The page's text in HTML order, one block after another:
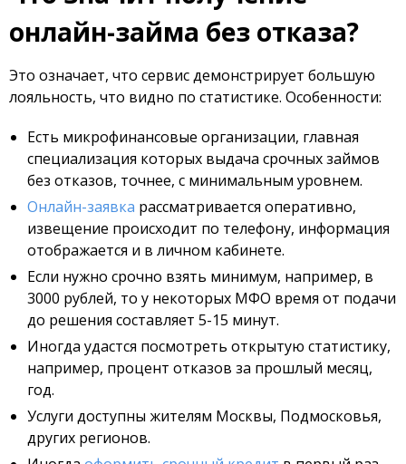
онлайн-займа без отказа?
Это означает, что сервис демонстрирует большую
лояльность, что видно по статистике. Особенности:
Есть микрофинансовые организации, главная
специализация которых выдача срочных займов
без отказов, точнее, с минимальным уровнем.
Онлайн-заявка рассматривается оперативно,
извещение происходит по телефону, информация
отображается и в личном кабинете.
Если нужно срочно взять минимум, например, в
3000 рублей, то у некоторых МФО время от подачи
до решения составляет 5-15 минут.
Иногда удастся посмотреть открытую статистику,
например, процент отказов за прошлый месяц,
год.
Услуги доступны жителям Москвы, Подмосковья,
других регионов.